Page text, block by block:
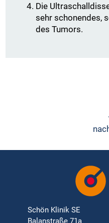
Die
sehr schonendes,
des Tumors.
Schön Klinik SE
Balanstraße 71a